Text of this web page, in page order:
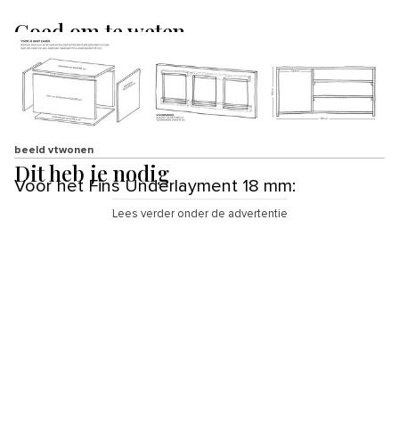
Goed om te weten
beeld vtwonen
Dit heb je nodig
Voor het Fins Underlayment 18 mm:
Lees verder onder de advertentie